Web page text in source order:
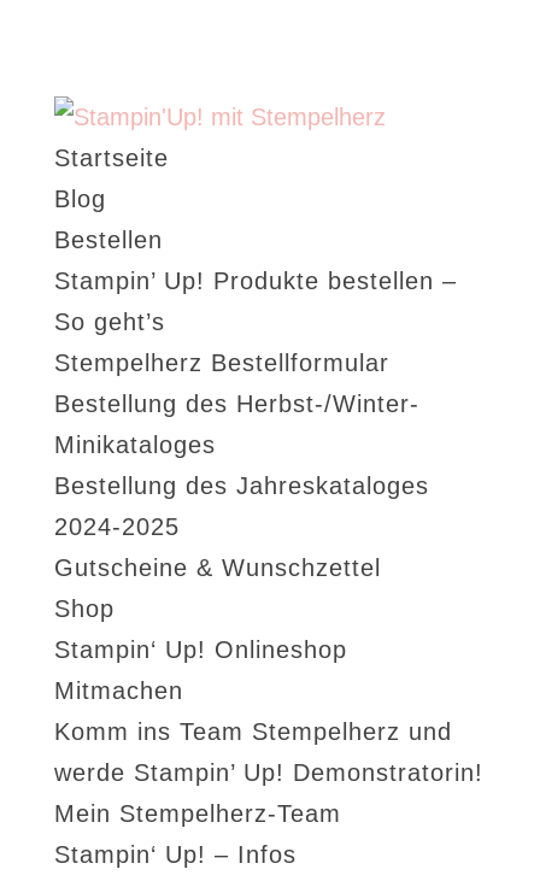
Startseite
Blog
Bestellen
Stampin’ Up! Produkte bestellen –
So geht’s
Stempelherz Bestellformular
Bestellung des Herbst-/Winter-
Minikataloges
Bestellung des Jahreskataloges
2024-2025
Gutscheine & Wunschzettel
Shop
Stampin‘ Up! Onlineshop
Mitmachen
Komm ins Team Stempelherz und
werde Stampin’ Up! Demonstratorin!
Mein Stempelherz-Team
Stampin‘ Up! – Infos